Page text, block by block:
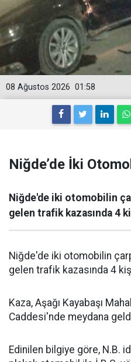
01:58
08 Ağustos 2026
Niğde’de İki
Niğde'de iki otomobilin
gelen trafik kazasında 4
Niğde'de iki otomobilin
gelen trafik kazasında 4
Kaza, Aşağı Kayabaşı
Caddesi'nde meydana
Edinilen bilgiye göre, N.B.